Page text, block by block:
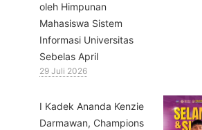
oleh Himpunan
Mahasiswa Sistem
Informasi Universitas
Sebelas April
29 Juli 2026
⁠I Kadek Ananda Kenzie
Darmawan, Champions